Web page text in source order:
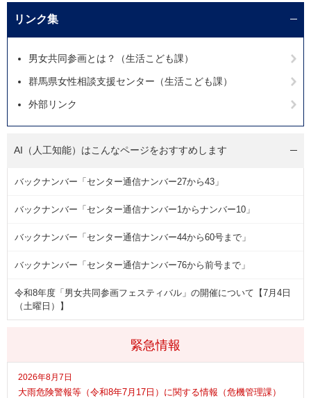
緊急情報
2026年8月7日
大雨危険警報等（令和8年7月17日）に関する情報（危機管理課）
リンク集
男女共同参画とは？（生活こども課）
群馬県女性相談支援センター（生活こども課）
外部リンク
AI（人工知能）はこんなページをおすすめします
バックナンバー「センター通信ナンバー27から43」
バックナンバー「センター通信ナンバー1からナンバー10」
バックナンバー「センター通信ナンバー44から60号まで」
バックナンバー「センター通信ナンバー76から前号まで」
令和8年度「男女共同参画フェスティバル」の開催について【7月4日
（土曜日）】